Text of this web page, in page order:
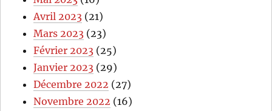
Avril 2023 (21)
Mars 2023 (23)
Février 2023 (25)
Janvier 2023 (29)
Décembre 2022 (27)
Novembre 2022 (16)